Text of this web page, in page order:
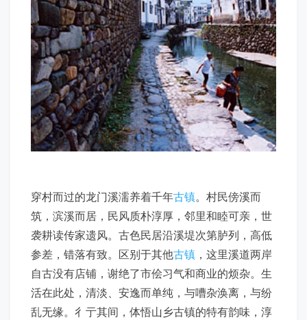
穿村而过的龙门溪濡养着千年古镇。村民傍溪而
筑，滨溪而居，民风质朴淳厚，邻里和睦可亲，世
袭耕读传家遗风。古色民居沿溪堤次第胪列，高低
参差，错落有致。区别于其他古镇 ，这里溪道两岸
自古没有店铺，谢绝了市侩习气和商业的烦杂。生
活在此处，清淡、安逸而单纯，与嘈杂涣离，与纷
乱无缘。彳亍其间，体悟山乡古镇的特有韵味，淳